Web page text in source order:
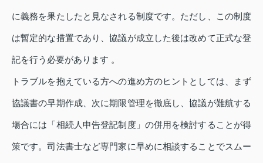
に義務を果たしたと見なされる制度です。ただし、この制度
は暫定的な措置であり、協議が成立した後は改めて正式な登
記を行う必要があります 。
トラブルを抱えている方への進め方のヒントとしては、まず
協議書の早期作成、次に期限管理を徹底し、協議が難航する
場合には「相続人申告登記制度」の併用を検討することが得
策です。司法書士など専門家に早めに相談することでスムー